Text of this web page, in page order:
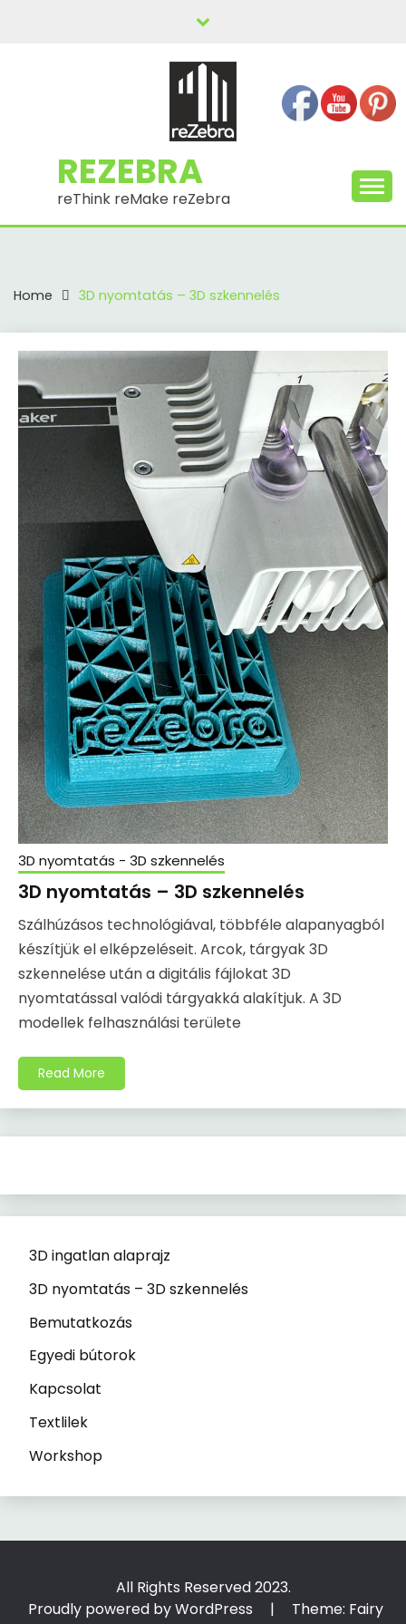
REZEBRA
reThink reMake reZebra
Home 3D nyomtatás – 3D szkennelés
3D nyomtatás - 3D szkennelés
3D nyomtatás – 3D szkennelés
Szálhúzásos technológiával, többféle alapanyagból
készítjük el elképzeléseit. Arcok, tárgyak 3D
szkennelése után a digitális fájlokat 3D
nyomtatással valódi tárgyakká alakítjuk. A 3D
modellek felhasználási területe
Read More
3D ingatlan alaprajz
3D nyomtatás – 3D szkennelés
Bemutatkozás
Egyedi bútorok
Kapcsolat
Textlilek
Workshop
All Rights Reserved 2023.
Proudly powered by WordPress
|
Theme: Fairy